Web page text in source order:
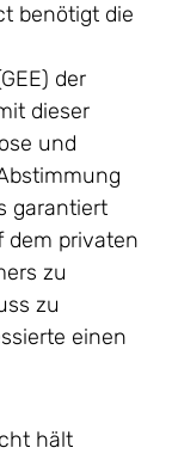
benötigt die
der
dieser
und
garantiert
dem privaten
zu
zu
einen
hält